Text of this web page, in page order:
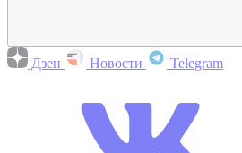
Дзен Новости Telegram